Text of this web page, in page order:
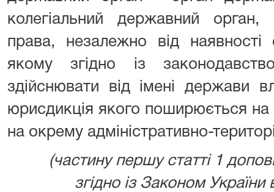
колегіальний державний орган,
права, незалежно від наявності
якому згідно із
здійснювати від імені держави
юрисдикція якого поширюється
на окрему адміністративно-
(частину першу статті 1
згідно із Законом